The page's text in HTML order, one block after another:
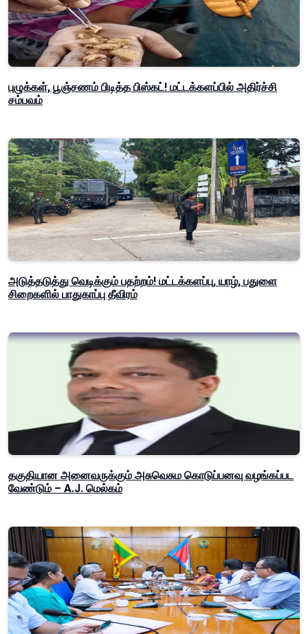
புழுக்கள், பூஞ்சணம் பிடித்த பிஸ்கட்! மட்டக்களப்பில் அதிர்ச்சி
சம்பவம்
அடுத்தடுத்து வெடிக்கும் பதற்றம்! மட்டக்களப்பு, யாழ், பதுளை
சிறைகளில் பாதுகாப்பு தீவிரம்
தகுதியான அனைவருக்கும் அசுவெசும கொடுப்பனவு வழங்கப்பட
வேண்டும் – A.J. மெல்கம்